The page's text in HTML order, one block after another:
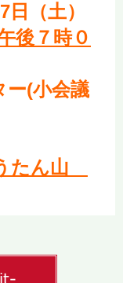
（土）
後７時０
(小会議
たん山